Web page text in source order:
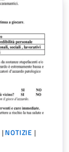
|NOTIZIE |